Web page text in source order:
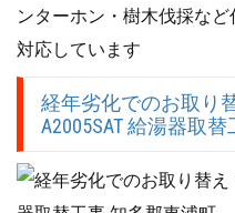
ンターホン・樹木伐採な
対応しています
経年劣化でのお取り
A2005SAT 給湯器取